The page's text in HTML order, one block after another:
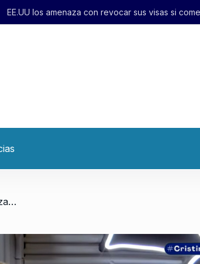
sus visas si comercian con China
/ «Individualismo o comunidad organizada, esa es la cuestión»